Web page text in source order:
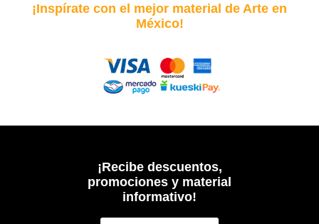
¡Inspírate con el mejor material de Arte en
México!
¡Recibe descuentos,
promociones y material
informativo!